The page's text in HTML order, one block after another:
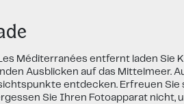
Méditerranées entfernt laden Sie
Ausblicken auf das Mittelmeer.
entdecken. Erfreuen
Sie Ihren Fotoapparat